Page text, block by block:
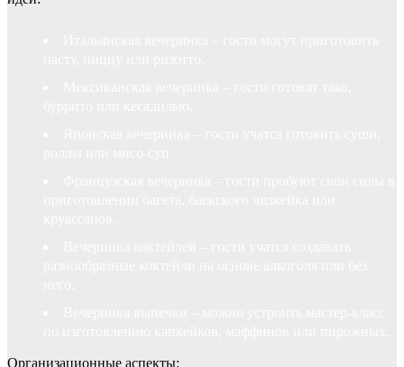
Организационные аспекты: